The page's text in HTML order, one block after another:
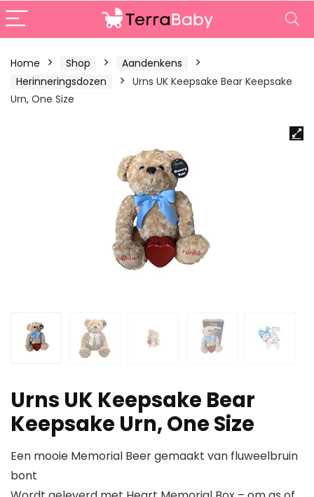
Home Shop
Aandenkens
Herinneringsdozen
Urns UK Keepsake Bear Keepsake
Urn, One Size
Urns UK Keepsake Bear
Keepsake Urn, One Size
Een mooie Memorial Beer gemaakt van fluweelbruin
bont